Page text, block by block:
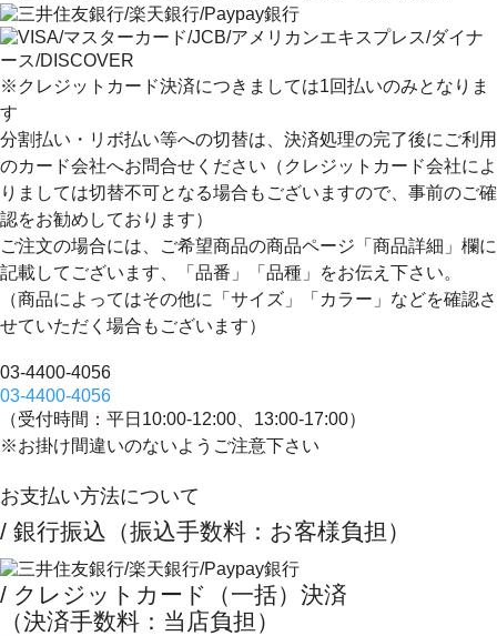
※クレジットカード決済につきましては1回払いのみとなりま
す
分割払い・リボ払い等への切替は、決済処理の完了後にご利用
のカード会社へお問合せください（クレジットカード会社によ
りましては切替不可となる場合もございますので、事前のご確
認をお勧めしております）
ご注文の場合には、ご希望商品の商品ページ「商品詳細」欄に
記載してございます、
「品番」「品種」
をお伝え下さい。
（商品によってはその他に「サイズ」「カラー」などを確認さ
せていただく場合もございます）
03-4400-4056
03-4400-4056
（受付時間：平日10:00-12:00、13:00-17:00）
※お掛け間違いのないようご注意下さい
お支払い方法について
/ 銀行振込（振込手数料：お客様負担）
/ クレジットカード（一括）決済
（決済手数料：当店負担）